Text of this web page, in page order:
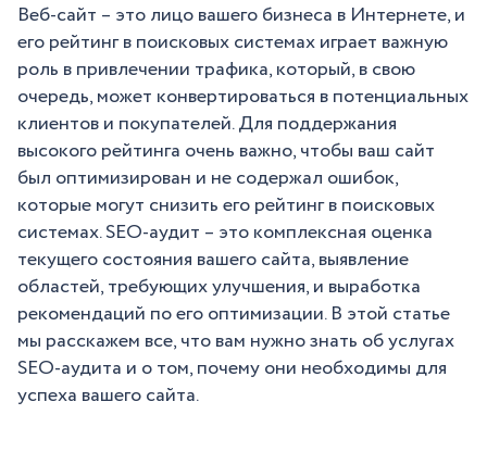
Веб-сайт – это лицо вашего бизнеса в Интернете, и
его рейтинг в поисковых системах играет важную
роль в привлечении трафика, который, в свою
очередь, может конвертироваться в потенциальных
клиентов и покупателей. Для поддержания
высокого рейтинга очень важно, чтобы ваш сайт
был оптимизирован и не содержал ошибок,
которые могут снизить его рейтинг в поисковых
системах. SEO-аудит – это комплексная оценка
текущего состояния вашего сайта, выявление
областей, требующих улучшения, и выработка
рекомендаций по его оптимизации. В этой статье
мы расскажем все, что вам нужно знать об услугах
SEO-аудита и о том, почему они необходимы для
успеха вашего сайта.